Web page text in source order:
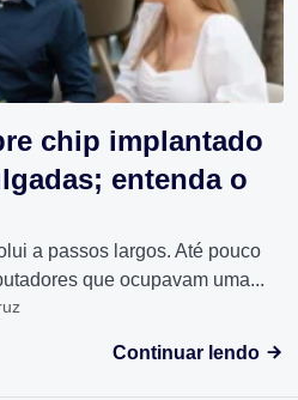
chip implantado
entenda o
a passos largos. Até pouco
que ocupavam uma...
Continuar lendo